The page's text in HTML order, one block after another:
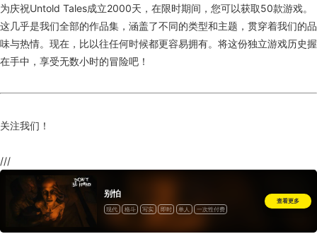
为庆祝Untold Tales成立2000天，在限时期间，您可以获取50款游戏。
这几乎是我们全部的作品集，涵盖了不同的类型和主题，贯穿着我们的品
味与热情。现在，比以往任何时候都更容易拥有。将这份独立游戏历史握
在手中，享受无数小时的冒险吧！
关注我们！
///
别怕
现代 格斗 写实 即时 单人 一次性付费
查看更多